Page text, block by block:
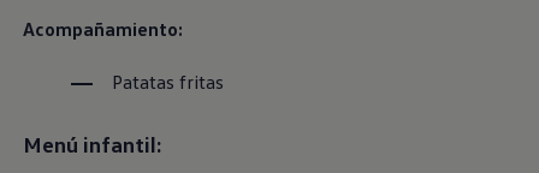
Asistencia y garantía
Garantía Volkswagen
Recogida y entrega del vehículo
Acompañamiento:
Patatas fritas
Menú infantil: